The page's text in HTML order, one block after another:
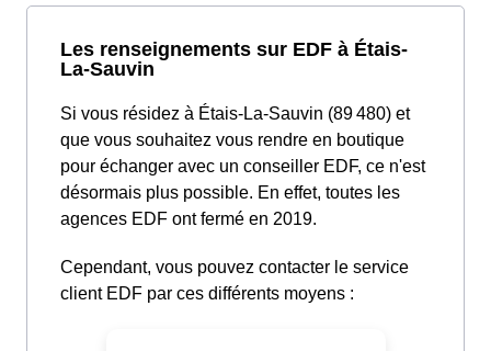
Les renseignements sur EDF à Étais-
La-Sauvin
Si vous résidez à Étais-La-Sauvin (89 480) et
que vous souhaitez vous rendre en boutique
pour échanger avec un conseiller EDF, ce n'est
désormais plus possible. En effet, toutes les
agences EDF ont fermé en 2019.
Cependant, vous pouvez contacter le service
client EDF par ces différents moyens :